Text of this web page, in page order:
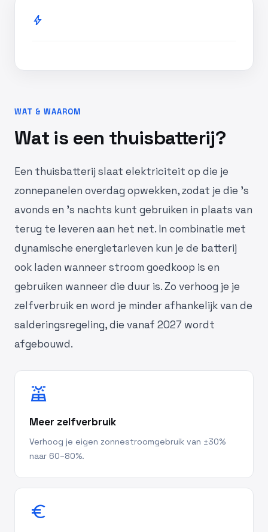
bolt
WAT & WAAROM
Wat is een thuisbatterij?
Een thuisbatterij slaat elektriciteit op die je
zonnepanelen overdag opwekken, zodat je die 's
avonds en 's nachts kunt gebruiken in plaats van
terug te leveren aan het net. In combinatie met
dynamische energietarieven kun je de batterij
ook laden wanneer stroom goedkoop is en
gebruiken wanneer die duur is. Zo verhoog je je
zelfverbruik en word je minder afhankelijk van de
salderingsregeling, die vanaf 2027 wordt
afgebouwd.
solar_power
Meer zelfverbruik
Verhoog je eigen zonnestroomgebruik van ±30%
naar 60–80%.
euro